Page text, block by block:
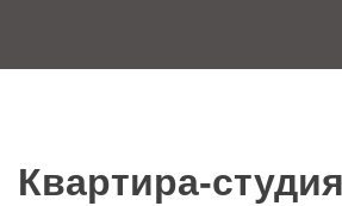
Квартира-студия